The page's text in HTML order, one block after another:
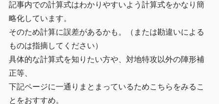
記事内での計算式はわかりやすいよう計算式をかなり簡
略化しています。
そのため計算に誤差があるかも。（または勘違いによる
ものは指摘してください）
具体的な計算式を知りたい方や、対地特攻以外の陣形補
正等、
下記ページに一通りまとまっているためこちらをみるこ
とをおすすめ。